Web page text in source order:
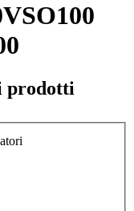
prodotti